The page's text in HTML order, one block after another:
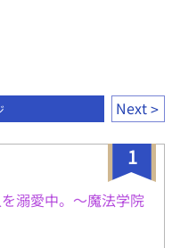
Next
1
溺愛中。〜魔法学院